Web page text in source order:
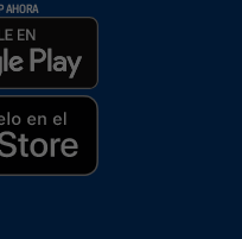
AHORA